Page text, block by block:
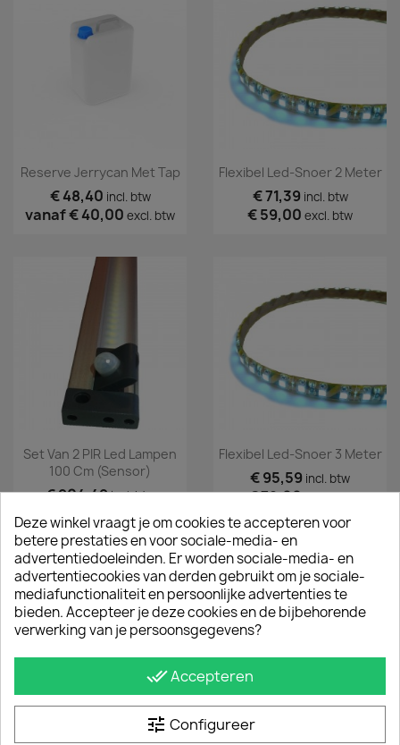
Reserve Jerrycan Met Tap
€ 48,40 incl. btw
vanaf€ 40,00 excl. btw
Flexibel Led-Snoer 2 Meter
€ 71,39 incl. btw
€ 59,00 excl. btw
Set Van 2 PIR Led Lampen
100 Cm (sensor)
€ 204,49incl. btw
€ 169,00 excl. btw
Flexibel Led-Snoer 3 Meter
€ 95,59 incl. btw
€ 79,00excl. btw
Deze winkel vraagt je om cookies te accepteren voor
betere prestaties en voor sociale-media- en
advertentiedoeleinden. Er worden sociale-media- en
advertentiecookies van derden gebruikt om je sociale-
mediafunctionaliteit en persoonlijke advertenties te
bieden. Accepteer je deze cookies en de bijbehorende
verwerking van je persoonsgegevens?
done_allAccepteren
tune Configureer